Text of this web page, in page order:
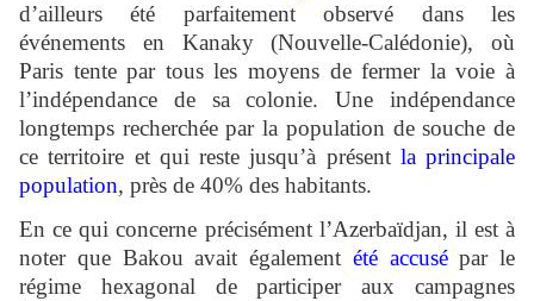
d’ailleurs été parfaitement observé dans les
événements en Kanaky (Nouvelle-Calédonie), où
Paris tente par tous les moyens de fermer la voie à
l’indépendance de sa colonie. Une indépendance
longtemps recherchée par la population de souche de
ce territoire et qui reste jusqu’à présent la principale
population, près de 40% des habitants.
En ce qui concerne précisément l’Azerbaïdjan, il est à
noter que Bakou avait également été accusépar le
régime hexagonal de participer aux campagnes